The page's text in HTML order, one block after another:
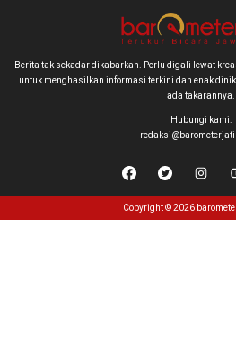
Berita tak sekadar dikabarkan. Perlu digali lewat
untuk menghasilkan informasi terkini dan enak
ada takarannya.
Hubungi kami:
Copyright © 2026